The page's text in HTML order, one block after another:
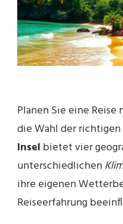
Planen Sie eine Reise
die Wahl der
Insel bietet vier
unterschiedlichen
ihre eigenen
Reiseerfahrung